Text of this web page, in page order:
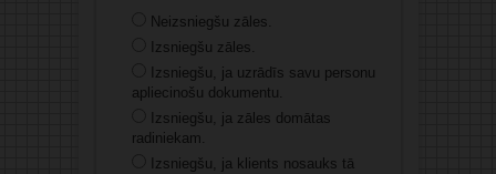
Neizsniegšu zāles.
Izsniegšu zāles.
Izsniegšu, ja uzrādīs savu personu
apliecinošu dokumentu.
Izsniegšu, ja zāles domātas
radiniekam.
Izsniegšu, ja klients nosauks tā